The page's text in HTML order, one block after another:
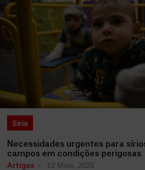
Síria
Necessidades urgentes para
campos em condições perigosas
Artigos 12 Maio, 2025